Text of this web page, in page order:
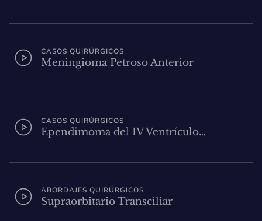
CASOS QUIRÚRGICOS
Meningioma Petroso Anterior
CASOS QUIRÚRGICOS
Ependimoma del IV Ventrículo…
ABORDAJES QUIRÚRGICOS
Supraorbitario Transciliar